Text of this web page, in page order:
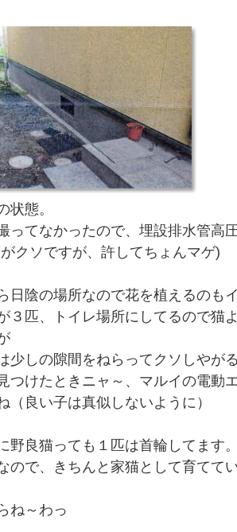
状態。
ってなかったので、埋設排水管高
クソですが、許してちょんマゲ)
日陰の場所なので花を植えるのも
３匹、トイレ場所にしてるので猫
少しの隙間をねらってクソしやが
つけたときニャ～、マルイの電動
（良い子は真似しないように）
野良猫っても１匹は首輪してます
ので、きちんと家猫として育てて
ね～わっ